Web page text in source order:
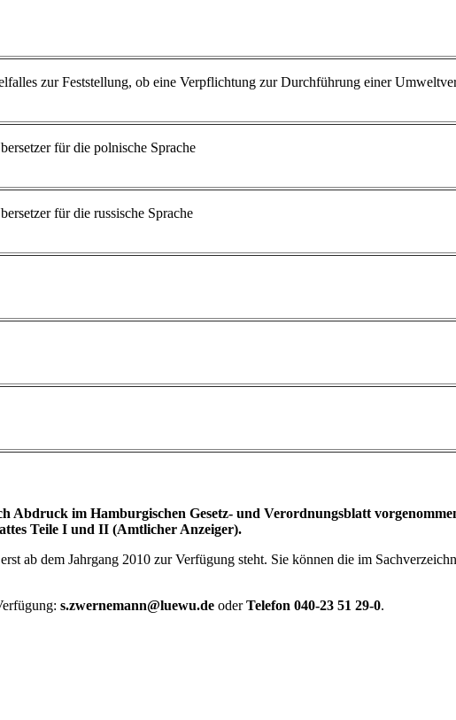
zur Feststellung, ob eine Verpflichtung zur Durchführung einer
für die polnische Sprache
für die russische Sprache
im Hamburgischen Gesetz- und Verordnungsblatt
Teile I und II (Amtlicher Anzeiger).
ab dem Jahrgang 2010 zur Verfügung steht. Sie können die im
s.zwernemann@luewu.de oderTelefon 040-23 51 29-0.